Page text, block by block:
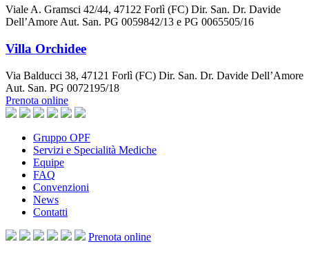
Viale A. Gramsci 42/44, 47122 Forlì (FC) Dir. San. Dr. Davide
Dell’Amore Aut. San. PG 0059842/13 e PG 0065505/16
Villa Orchidee
Via Balducci 38, 47121 Forlì (FC) Dir. San. Dr. Davide Dell’Amore
Aut. San. PG 0072195/18
Prenota online
Gruppo OPF
Servizi e Specialità Mediche
Equipe
FAQ
Convenzioni
News
Contatti
Prenota online